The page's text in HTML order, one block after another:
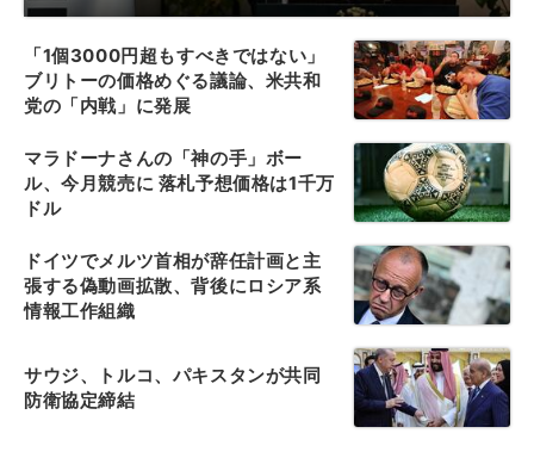
「1個3000円超もすべきではない」
ブリトーの価格めぐる議論、米共和
党の「内戦」に発展
マラドーナさんの「神の手」ボー
ル、今月競売に 落札予想価格は1千万
ドル
ドイツでメルツ首相が辞任計画と主
張する偽動画拡散、背後にロシア系
情報工作組織
サウジ、トルコ、パキスタンが共同
防衛協定締結